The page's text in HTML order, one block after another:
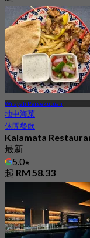
Wilayah Persekutuan
地中海菜
休閒餐飲
Kalamata
最新
5.0
起 RM 58.33